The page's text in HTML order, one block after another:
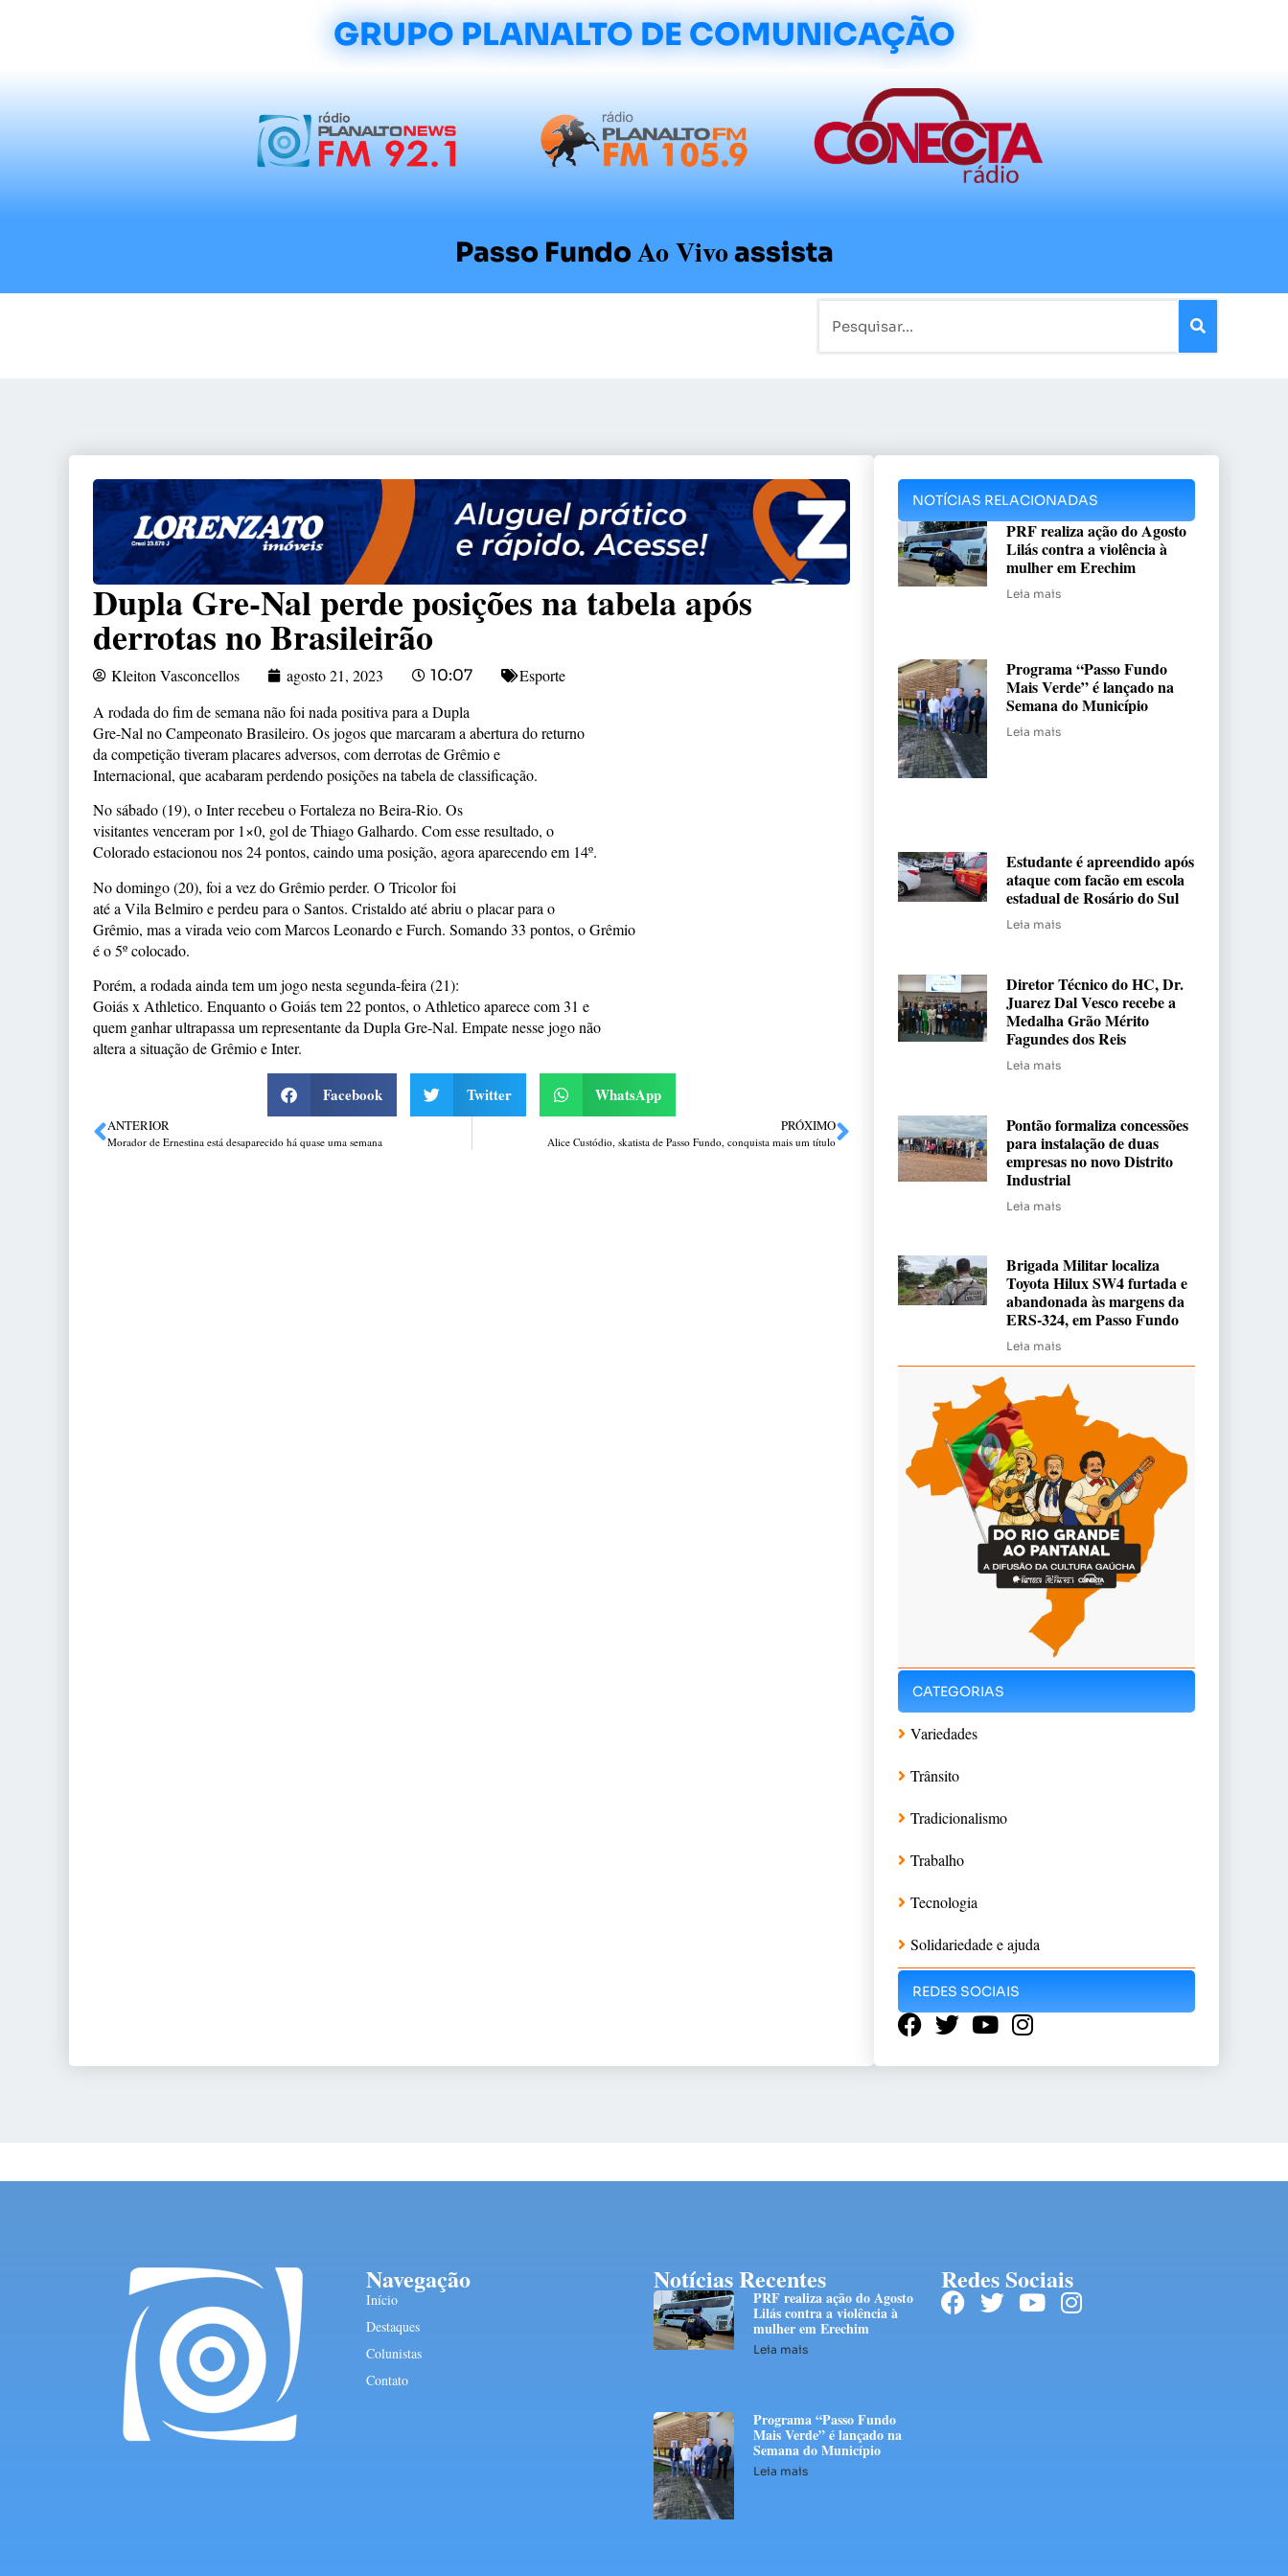
GRUPO PLANALTO DE COMUNICAÇÃO
Passo FundoAo Vivoassista
Dupla Gre-Nal perde posições na tabela após
derrotas no Brasileirão
Kleiton Vasconcellos agosto 21, 2023 10:07
Esporte
A rodada do fim de semana não foi nada positiva para a Dupla
Gre-Nal no Campeonato Brasileiro. Os jogos que marcaram a abertura do returno
da competição tiveram placares adversos, com derrotas de Grêmio e
Internacional, que acabaram perdendo posições na tabela de classificação.
No sábado (19), o Inter recebeu o Fortaleza no Beira-Rio. Os
visitantes venceram por 1×0, gol de Thiago Galhardo. Com esse resultado, o
Colorado estacionou nos 24 pontos, caindo uma posição, agora aparecendo em 14º.
No domingo (20), foi a vez do Grêmio perder. O Tricolor foi
até a Vila Belmiro e perdeu para o Santos. Cristaldo até abriu o placar para o
Grêmio, mas a virada veio com Marcos Leonardo e Furch. Somando 33 pontos, o Grêmio
é o 5º colocado.
Porém, a rodada ainda tem um jogo nesta segunda-feira (21):
Goiás x Athletico. Enquanto o Goiás tem 22 pontos, o Athletico aparece com 31 e
quem ganhar ultrapassa um representante da Dupla Gre-Nal. Empate nesse jogo não
altera a situação de Grêmio e Inter.
Facebook Twitter WhatsApp
ANTERIOR
Morador de Ernestina está desaparecido há quase uma semana
PRÓXIMO
Alice Custódio, skatista de Passo Fundo, conquista mais um título
NOTÍCIAS RELACIONADAS
PRF realiza ação do Agosto
Lilás contra a violência à
mulher em Erechim
Leia mais
Programa “Passo Fundo
Mais Verde” é lançado na
Semana do Município
Leia mais
Estudante é apreendido após
ataque com facão em escola
estadual de Rosário do Sul
Leia mais
Diretor Técnico do HC, Dr.
Juarez Dal Vesco recebe a
Medalha Grão Mérito
Fagundes dos Reis
Leia mais
Pontão formaliza concessões
para instalação de duas
empresas no novo Distrito
Industrial
Leia mais
Brigada Militar localiza
Toyota Hilux SW4 furtada e
abandonada às margens da
ERS-324, em Passo Fundo
Leia mais
CATEGORIAS
Variedades
Trânsito
Tradicionalismo
Trabalho
Tecnologia
Solidariedade e ajuda
REDES SOCIAIS
Navegação
Início
Destaques
Colunistas
Contato
Notícias Recentes
PRF realiza ação do Agosto
Lilás contra a violência à
mulher em Erechim
Leia mais
Programa “Passo Fundo
Mais Verde” é lançado na
Semana do Município
Leia mais
Redes Sociais